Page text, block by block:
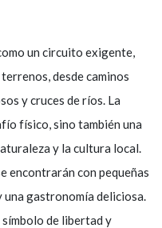
un circuito exigente,
desde caminos
y cruces de ríos. La
físico, sino también una
y la cultura local.
encontrarán con pequeñas
una gastronomía deliciosa.
de libertad y